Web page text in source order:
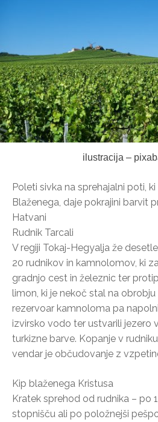
ilustracija –
Poleti sivka na sprehajalni poti,
Blaženega, daje pokrajini barvit
Hatvani
Rudnik Tarcali
V regiji Tokaj-Hegyalja že
20 rudnikov in kamnolomov, ki
gradnjo cest in železnic ter
limon, ki je nekoč stal na obrobju
rezervoar kamnoloma pa
izvirsko vodo ter ustvarili jezero
turkizne barve. Kopanje v
vendar je občudovanje z
Kip blaženega Kristusa
Kratek sprehod od rudnika – po
stopnišču ali po položnejši